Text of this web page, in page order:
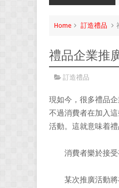
Home 訂造禮品
禮品企業推
訂造禮品
現如今，很多禮品
不過消費者在加入
活動。這就意味着
消費者樂於接受
某次推廣活動將